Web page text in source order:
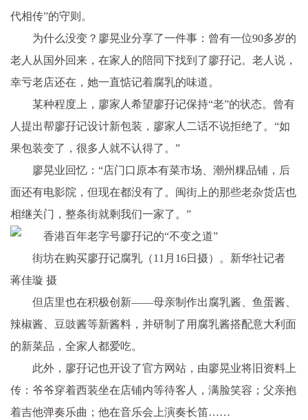
代相传”的守则。
为什么没变？廖晃业分享了一件事：曾有一位90多岁的
老人从国外回来，在家人的陪同下找到了廖孖记。老人说，
幸亏老店还在，她一直惦记着腐乳的味道。
某种程度上，廖家人希望廖孖记保持“老”的状态。曾有
人提出帮廖孖记设计新包装，廖家人二话不说拒绝了。“如
果包装变了，很多人就不认得了。”
廖晃业回忆：“店门口原本有菜市场、潮州粿品铺，后
面还有电影院，但现在都没有了。闽街上的那些老杂货店也
相继关门，整条街就剩我们一家了。”
街坊在购买廖孖记腐乳（11月16日摄）。新华社记者
蒋佳璇 摄
但店里也在积极创新——母亲制作出腐乳酱、鱼蛋酱、
辣椒酱、豆豉酱等新酱料，并研制了用腐乳酱搭配意大利面
的新菜品，全家人都爱吃。
此外，廖孖记也开设了官方网站，由廖晃业将旧资料上
传：爷爷穿着西装坐在店铺内等待客人，满脸笑容；父亲抱
着吉他弹奏乐曲；他在音乐会上演奏长笛……